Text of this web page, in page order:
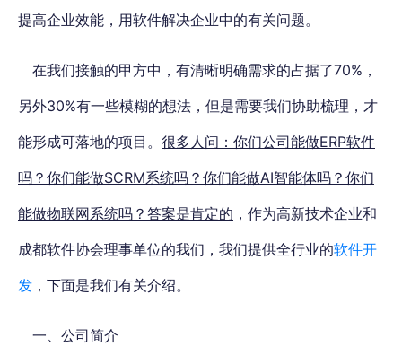
提高企业效能， 用软件解决企业中的有关问题。
在我们接触的甲方中，有清晰明确需求的占据了70%，
另外30%有一些模糊的想法 ，但是需要我们协助梳理，才
能形成可落地的项目。 很多人问：你们公司能做ERP软件
吗？你们能做SCRM系统吗？你们能做AI智能体吗？你们
能做物联网系统吗？答案是肯定的 ，作为高新技术企业和
成都软件协会理事单位的我们， 我们提供全行业的软件开
发 ，下面是我们有关介绍。
一、公司简介